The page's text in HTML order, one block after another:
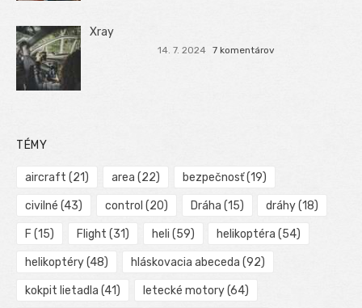
Xray
14. 7. 2024 7 komentárov
TÉMY
aircraft (21) area (22) bezpečnosť(19)
civilné (43) control (20) Dráha (15) dráhy(18)
F (15) Flight (31) heli (59) helikoptéra (54)
helikoptéry(48) hláskovacia abeceda (92)
kokpit lietadla (41) letecké motory(64)